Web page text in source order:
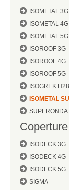
ISOMETAL 3G
ISOMETAL 4G
ISOMETAL 5G
ISOROOF 3G
ISOROOF 4G
ISOROOF 5G
ISOGREK H28
ISOMETAL
SUPERONDA
ISODECK 3G
ISODECK 4G
ISODECK 5G
SIGMA